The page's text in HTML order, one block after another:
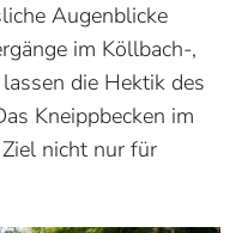
Augenblicke
im Köllbach-,
die Hektik des
Kneippbecken im
nicht nur für